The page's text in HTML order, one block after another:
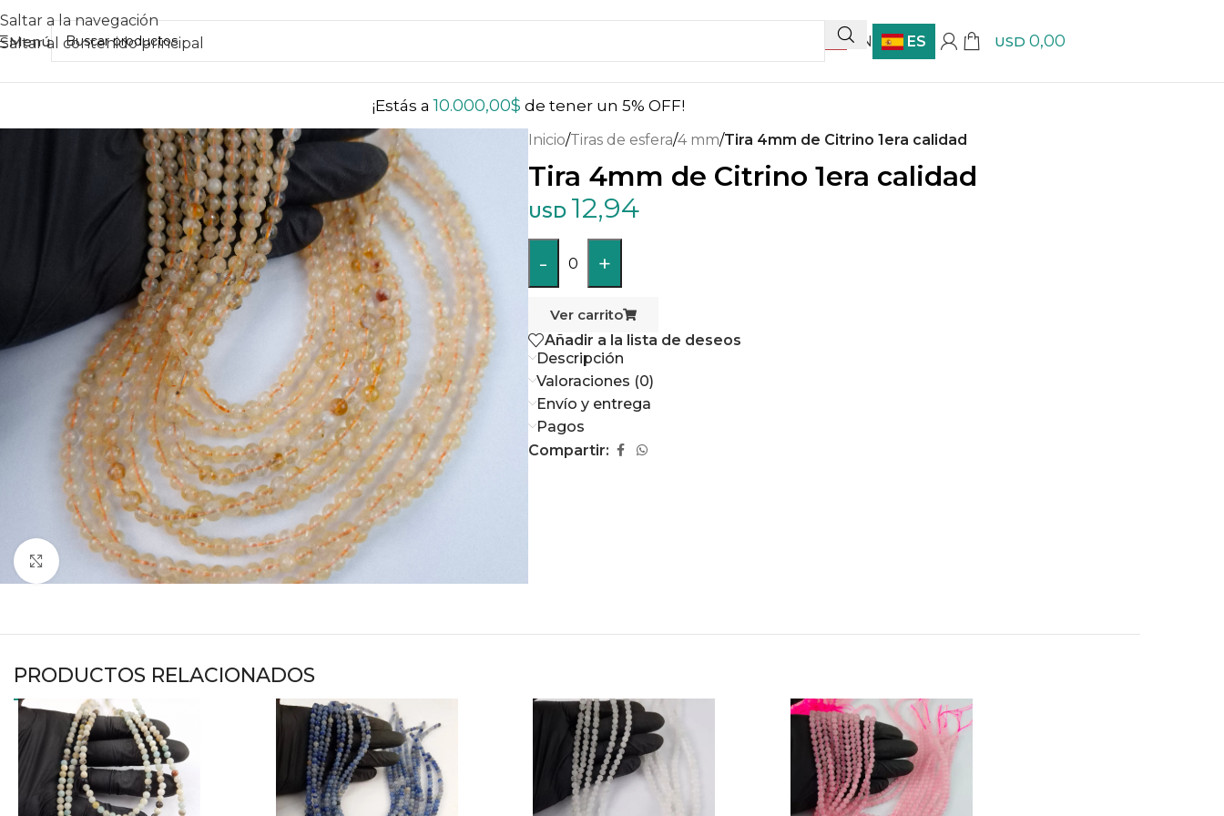
Saltar a la navegación
Saltar al contenido principal
Menú EN ES USD 0,00
¡Estás a10.000,00$ de tener un 5% OFF!
Haga clic para ampliar
Inicio/Tiras de esfera/4 mm/Tira 4mm de Citrino 1era calidad
Tira 4mm de Citrino 1era calidad
USD 12,94
- 0 +
Ver carrito
Añadir a la lista de deseos
Descripción
Valoraciones (0)
Envío y entrega
Pagos
Compartir:
PRODUCTOS RELACIONADOS